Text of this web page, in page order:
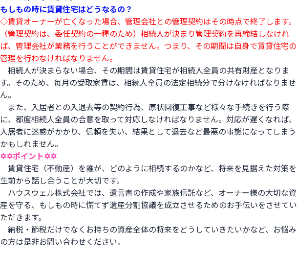
もしもの時に賃貸住宅はどうなるの？
◇賃貸オーナーが亡くなった場合、管理会社との管理契約はその時点で終了します。
（管理契約は、委任契約の一種のため）相続人が決まり管理契約を再締結しなけれ
ば、管理会社が業務を行うことができません。つまり、その期間は自身で賃貸住宅の
管理を行わなければなりません。
相続人が決まらない場合、その期間は賃貸住宅が相続人全員の共有財産となりま
す。そのため、毎月の受取家賃は、相続人全員の法定相続分で分けなければなりませ
ん。
また、入居者との入退去等の契約行為、原状回復工事など様々な手続きを行う際
に、都度相続人全員の合意を取って対応しなければなりません。対応が遅くなれば、
入居者に迷惑がかかり、信頼を失い、結果として退去など最悪の事態になってしまう
かもしれません。
✡✡ポイント✡✡
賃貸住宅（不動産）を誰が、どのように相続するのかなど、将来を見据えた対策を
生前から話し合うことが大切です。
ハウスウェル株式会社では、遺言書の作成や家族信託など、オーナー様の大切な資
産を守る、もしもの時に慌てず遺産分割協議を成立させるためのお手伝いをさせてい
ただきます。
納税・節税だけでなくお持ちの資産全体の将来をどうしていきたいかなど、お悩み
の方は是非お問い合わせください。